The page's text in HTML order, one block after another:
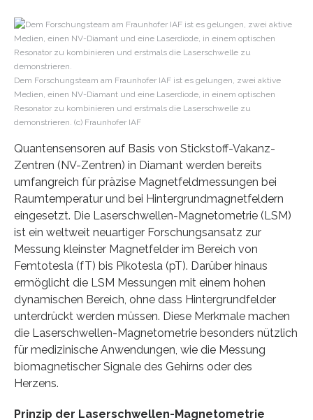
Dem Forschungsteam am Fraunhofer IAF ist es gelungen, zwei aktive
Medien, einen NV-Diamant und eine Laserdiode, in einem optischen
Resonator zu kombinieren und erstmals die Laserschwelle zu
demonstrieren. (c) Fraunhofer IAF
Quantensensoren auf Basis von Stickstoff-Vakanz-
Zentren (NV-Zentren) in Diamant werden bereits
umfangreich für präzise Magnetfeldmessungen bei
Raumtemperatur und bei Hintergrundmagnetfeldern
eingesetzt. Die Laserschwellen-Magnetometrie (LSM)
ist ein weltweit neuartiger Forschungsansatz zur
Messung kleinster Magnetfelder im Bereich von
Femtotesla (fT) bis Pikotesla (pT). Darüber hinaus
ermöglicht die LSM Messungen mit einem hohen
dynamischen Bereich, ohne dass Hintergrundfelder
unterdrückt werden müssen. Diese Merkmale machen
die Laserschwellen-Magnetometrie besonders nützlich
für medizinische Anwendungen, wie die Messung
biomagnetischer Signale des Gehirns oder des
Herzens.
Prinzip der Laserschwellen-Magnetometrie